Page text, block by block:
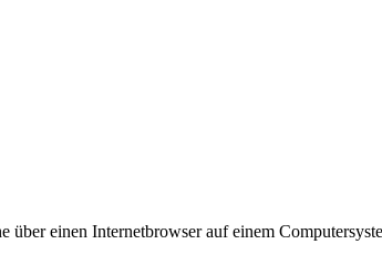
einen Internetbrowser auf einem